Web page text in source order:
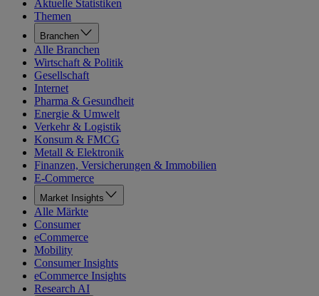
Aktuelle Statistiken
Themen
Branchen
Alle Branchen
Wirtschaft & Politik
Gesellschaft
Internet
Pharma & Gesundheit
Energie & Umwelt
Verkehr & Logistik
Konsum & FMCG
Metall & Elektronik
Finanzen, Versicherungen & Immobilien
E-Commerce
Market Insights
Alle Märkte
Consumer
eCommerce
Mobility
Consumer Insights
eCommerce Insights
Research AI